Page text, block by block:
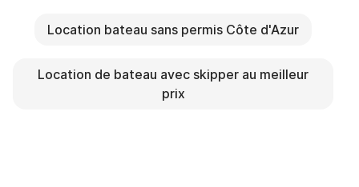
Location bateau sans permis Côte d'Azur
Location de bateau avec skipper au meilleur
prix